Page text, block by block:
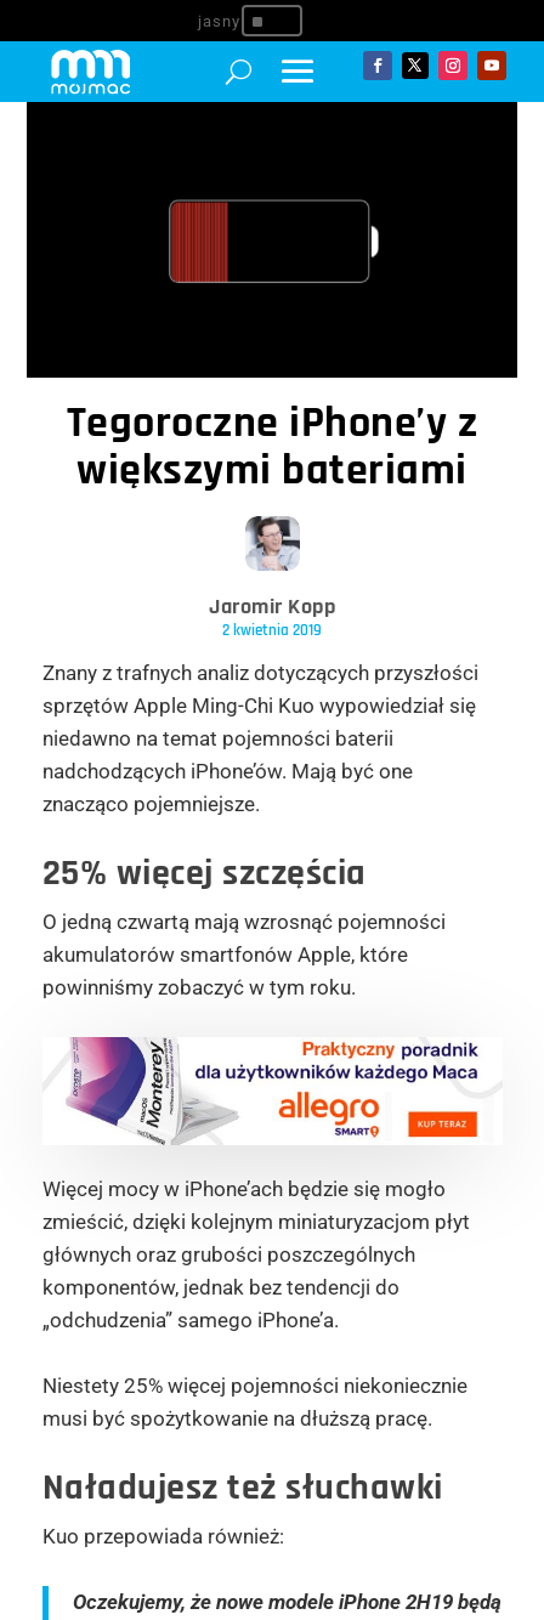
^
Tegoroczne iPhone’y z
większymi bateriami
Jaromir Kopp
2 kwietnia 2019
Znany z trafnych analiz dotyczących przyszłości
sprzętów Apple Ming-Chi Kuo wypowiedział się
niedawno na temat pojemności baterii
nadchodzących iPhone’ów. Mają być one
znacząco pojemniejsze.
25% więcej szczęścia
O jedną czwartą mają wzrosnąć pojemności
akumulatorów smartfonów Apple, które
powinniśmy zobaczyć w tym roku.
Więcej mocy w iPhone’ach będzie się mogło
zmieścić, dzięki kolejnym miniaturyzacjom płyt
głównych oraz grubości poszczególnych
komponentów, jednak bez tendencji do
„odchudzenia” samego iPhone’a.
Niestety 25% więcej pojemności niekoniecznie
musi być spożytkowanie na dłuższą pracę.
Naładujesz też słuchawki
Kuo przepowiada również:
Oczekujemy, że nowe modele iPhone 2H19 będą